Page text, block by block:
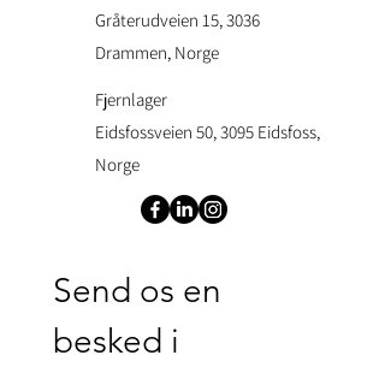
Gråterudveien 15, 3036
Drammen, Norge
Fjernlager
Eidsfossveien 50, 3095 Eidsfoss,
Norge
Send os en
besked i